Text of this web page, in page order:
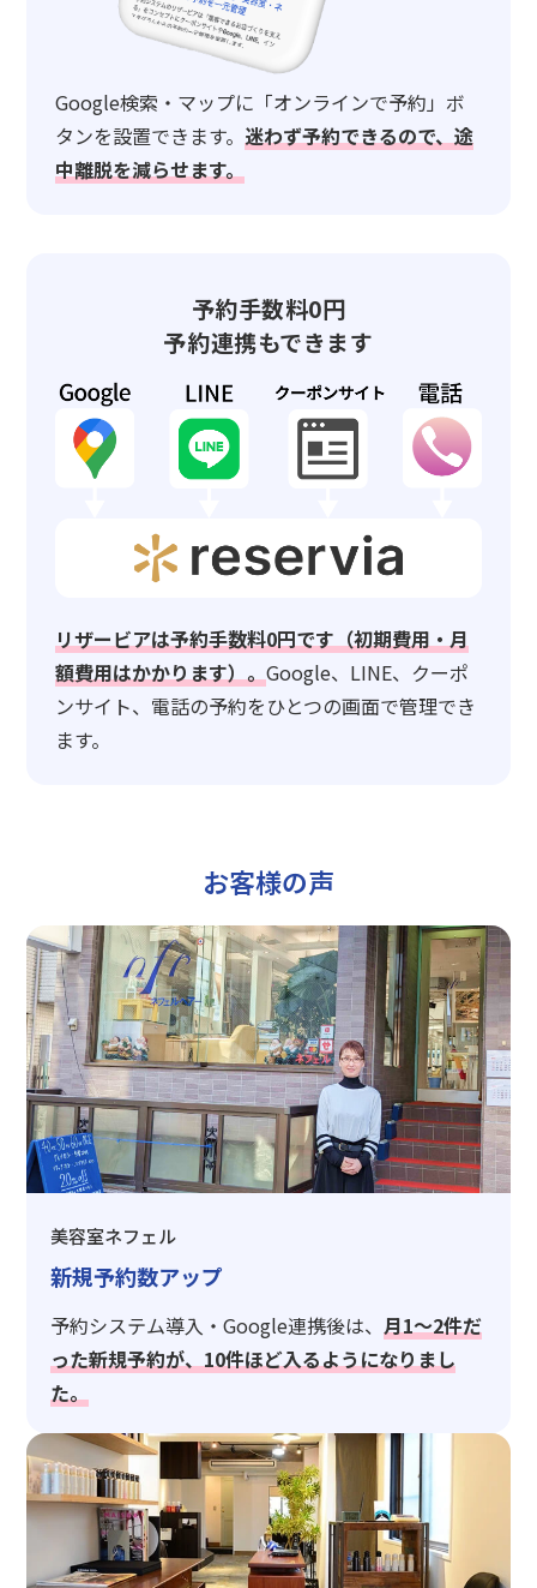
Google検索・マップに「オンラインで予約」ボ
タンを設置できます。迷わず予約できるので、途
中離脱を減らせます。
予約手数料0円
予約連携もできます
リザービアは予約手数料0円です（初期費用・月
額費用はかかります）。Google、LINE、クーポ
ンサイト、電話の予約をひとつの画面で管理でき
ます。
お客様の声
美容室ネフェル
新規予約数アップ
予約システム導入・Google連携後は、 月1〜2件だ
った新規予約が、10件ほど入るようになりまし
た。